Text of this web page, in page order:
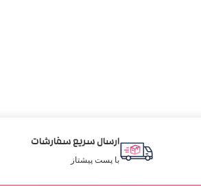
ارسال سریع سفارشات
با پست پیشتاز